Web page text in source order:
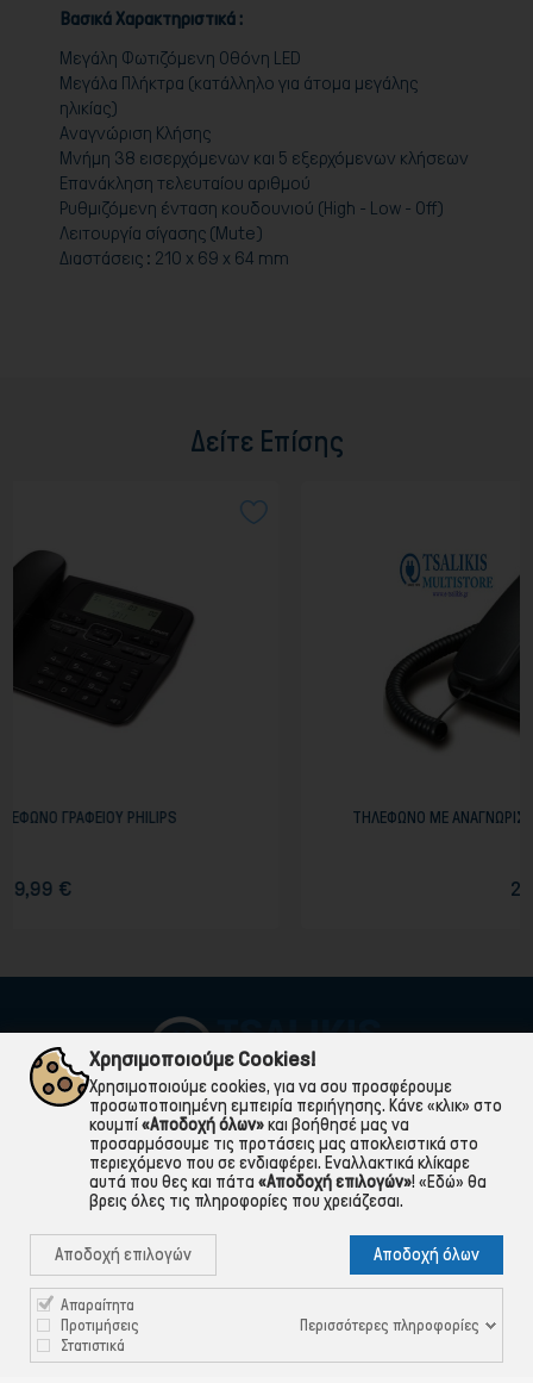
Βασικά Χαρακτηριστικά :
Μεγάλη Φωτιζόμενη Οθόνη LED
Μεγάλα Πλήκτρα (κατάλληλο για άτομα μεγάλης
ηλικίας)
Αναγνώριση Κλήσης
Μνήμη 38 εισερχόμενων και 5 εξερχόμενων κλήσεων
Επανάκληση τελευταίου αριθμού
Ρυθμιζόμενη ένταση κουδουνιού (High - Low - Off)
Λειτουργία σίγασης (Mute)
Διαστάσεις : 210 x 69 x 64 mm
Δείτε Επίσης
ΤΗΛΕΦΩΝΟ ΜΕ ΑΝΑΓΝΩΡΙΣΗ & ΑΝΟΙΚΤΗ ΑΚΡΟΑΣΗ
ΠΛΗΡΟΦΟΡΙΕΣ
ΧΡΉΣΙΜΑ 
ΕΞΥΠΗΡΈΤΗΣΗ ΠΕΛΑΤΏΝ
Χρησιμοποιούμε Cookies!
Χρησιμοποιούμε cookies, για να σου προσφέρουμε
προσωποποιημένη εμπειρία περιήγησης. Κάνε «κλικ» στο
κουμπί«Αποδοχή όλων»και βοήθησέ μας να
προσαρμόσουμε τις προτάσεις μας αποκλειστικά στο
περιεχόμενο που σε ενδιαφέρει. Εναλλακτικά κλίκαρε
αυτά που θες και πάτα «Αποδοχή επιλογών»! «Εδώ» θα
βρεις όλες τις πληροφορίες που χρειάζεσαι.
Αποδοχή επιλογών Αποδοχή όλων
Απαραίτητα
Προτιμήσεις
Στατιστικά
Περισσότερες πληροφορίες